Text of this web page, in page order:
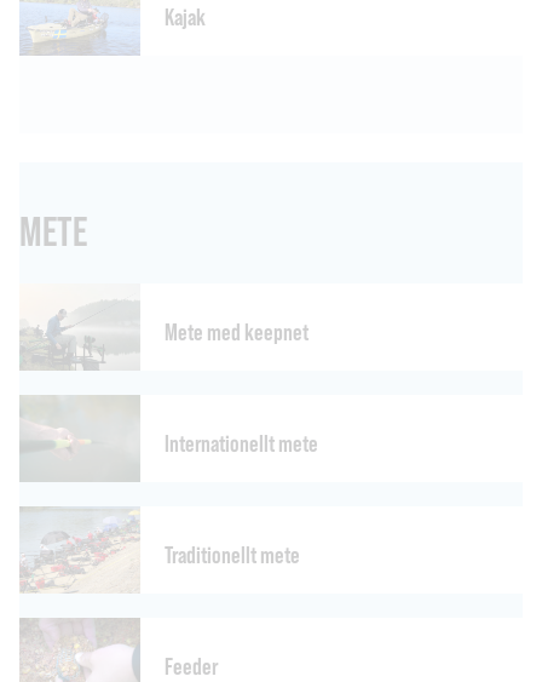
Kajak
METE
Mete med keepnet
Internationellt mete
Traditionellt mete
Feeder